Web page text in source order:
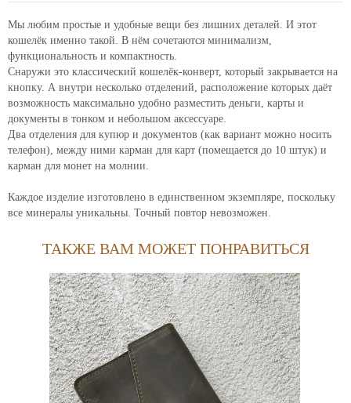
Мы любим простые и удобные вещи без лишних деталей. И этот
кошелёк именно такой. В нём сочетаются минимализм,
функциональность и компактность.
Снаружи это классический кошелёк-конверт, который закрывается на
кнопку. А внутри несколько отделений, расположение которых даёт
возможность максимально удобно разместить деньги, карты и
документы в тонком и небольшом аксессуаре.
Два отделения для купюр и документов (как вариант можно носить
телефон), между ними карман для карт (помещается до 10 штук) и
карман для монет на молнии.
Каждое изделие изготовлено в единственном экземпляре, поскольку
все минералы уникальны. Точный повтор невозможен.
ТАКЖЕ ВАМ МОЖЕТ ПОНРАВИТЬСЯ